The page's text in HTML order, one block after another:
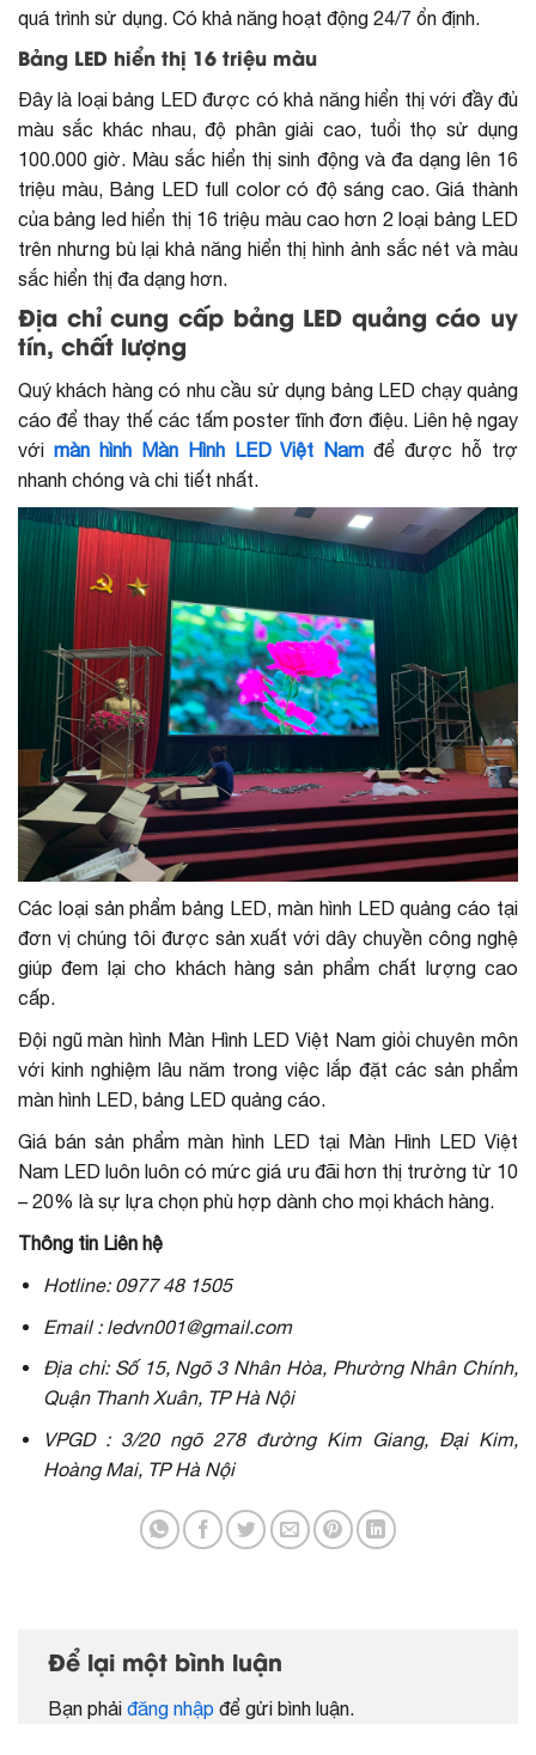
quá trình sử dụng. Có khả năng hoạt động 24/7 ổn định.
Bảng LED hiển thị 16 triệu màu
Đây là loại bảng LED được có khả năng hiển thị với đầy đủ
màu sắc khác nhau, độ phân giải cao, tuổi thọ sử dụng
100.000 giờ. Màu sắc hiển thị sinh động và đa dạng lên 16
triệu màu, Bảng LED full color có độ sáng cao. Giá thành
của bảng led hiển thị 16 triệu màu cao hơn 2 loại bảng LED
trên nhưng bù lại khả năng hiển thị hình ảnh sắc nét và màu
sắc hiển thị đa dạng hơn.
Địa chỉ cung cấp bảng LED quảng cáo uy
tín, chất lượng
Quý khách hàng có nhu cầu sử dụng bảng LED chạy quảng
cáo để thay thế các tấm poster tĩnh đơn điệu. Liên hệ ngay
với màn hình Màn Hình LED Việt Nam để được hỗ trợ
nhanh chóng và chi tiết nhất.
Các loại sản phẩm bảng LED, màn hình LED quảng cáo tại
đơn vị chúng tôi được sản xuất với dây chuyền công nghệ
giúp đem lại cho khách hàng sản phẩm chất lượng cao
cấp.
Đội ngũ màn hình Màn Hình LED Việt Nam giỏi chuyên môn
với kinh nghiệm lâu năm trong việc lắp đặt các sản phẩm
màn hình LED, bảng LED quảng cáo.
Giá bán sản phẩm màn hình LED tại Màn Hình LED Việt
Nam LED luôn luôn có mức giá ưu đãi hơn thị trường từ 10
– 20% là sự lựa chọn phù hợp dành cho mọi khách hàng.
Thông tin Liên hệ
Hotline: 0977 48 1505
Email : ledvn001@gmail.com
Địa chỉ: Số 15, Ngõ 3 Nhân Hòa, Phường Nhân Chính,
Quận Thanh Xuân, TP Hà Nội
VPGD : 3/20 ngõ 278 đường Kim Giang, Đại Kim,
Hoàng Mai, TP Hà Nội
Để lại một bình luận
Bạn phải đăng nhập để gửi bình luận.